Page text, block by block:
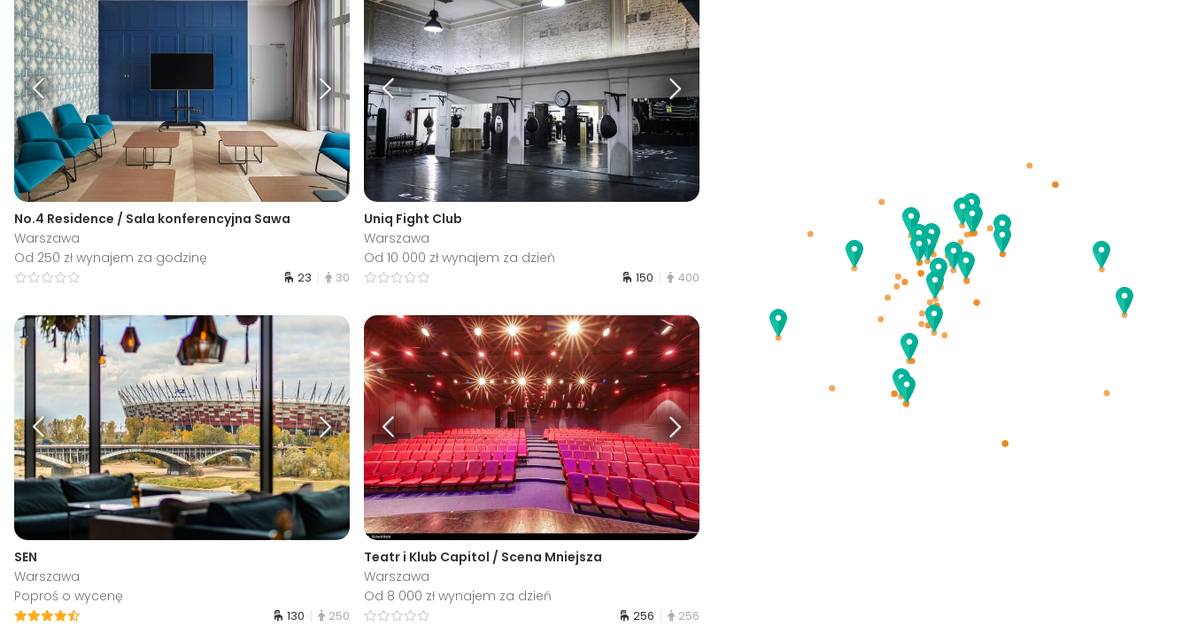
No.4 Residence / Sala konferencyjna Sawa
Warszawa
Od 250 zł wynajem za godzinę
23 30
Uniq Fight Club
Warszawa
Od 10 000 zł wynajem za dzień
150 400
SEN
Warszawa
Poproś o wycenę
130 250
Teatr i Klub Capitol / Scena Mniejsza
Warszawa
Od 8 000 zł wynajem za dzień
256 256